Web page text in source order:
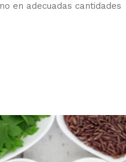
en adecuadas cantidades